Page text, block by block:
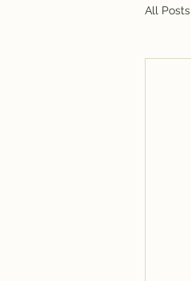
All Posts